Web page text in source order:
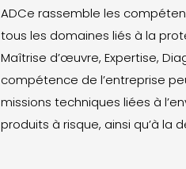
ADCe rassemble les
tous les domaines liés à la
Maîtrise d’œuvre, Expertise,
compétence de l’entreprise
missions techniques liées à
produits à risque, ainsi qu’à la